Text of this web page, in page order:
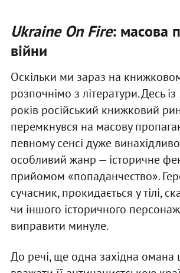
Ukraine On Fire: масова
війни
Оскільки ми зараз на
розпочнімо з літератури. Десь
років російський книжковий
перемкнувся на масову
певному сенсі дуже
особливий жанр — історичне
прийомом «попаданчество».
сучасник, прокидається у тілі,
чи іншого історичного
виправити минуле.
До речі, ще одна західна омана